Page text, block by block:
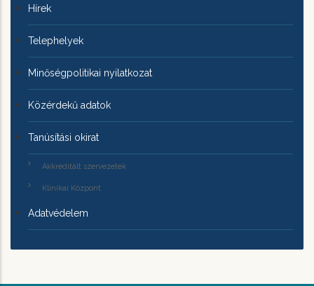
Hírek
Telephelyek
Minőségpolitikai nyilatkozat
Közérdekű adatok
Tanúsítási okirat
Akkreditált szervezetek
Klinikai Központ
Adatvédelem